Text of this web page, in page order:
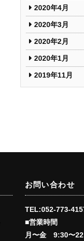
2020年4月
2020年3月
2020年2月
2020年1月
2019年11月
お問い合わせ
TEL:052-773-
■営業時間
月〜金 9:30〜